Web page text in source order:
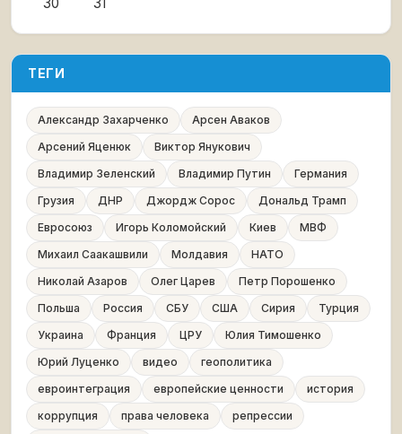
ТЕГИ
Александр Захарченко
Арсен Аваков
Арсений Яценюк
Виктор Янукович
Владимир Зеленский
Владимир Путин
Германия
Грузия
ДНР Джордж Сорос
Дональд Трамп
Евросоюз
Игорь Коломойский Киев
МВФ
Михаил Саакашвили
Молдавия
НАТО
Николай Азаров
Олег Царев
Петр Порошенко
Польша
Россия СБУ США Сирия
Турция
Украина
Франция ЦРУ
Юлия Тимошенко
Юрий Луценко
видео
геополитика
евроинтеграция
европейские ценности
история
коррупция
права человека
репрессии